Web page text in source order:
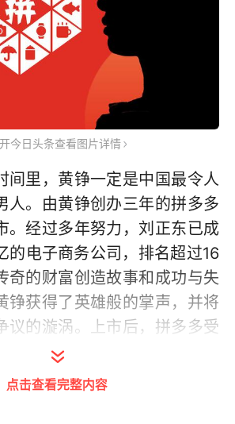
今日头条查看图片详情
间里，黄铮一定是中国最令人
人。由黄铮创办三年的拼多多
。经过多年努力，刘正东已成
的电子商务公司，排名超过16
奇的财富创造故事和成功与失
铮获得了英雄般的掌声，并将
议的漩涡。上市后，拼多多受
、赞扬和批评。为了表达自己
篇文章的时候，我选择了不读
点击查看完整内容